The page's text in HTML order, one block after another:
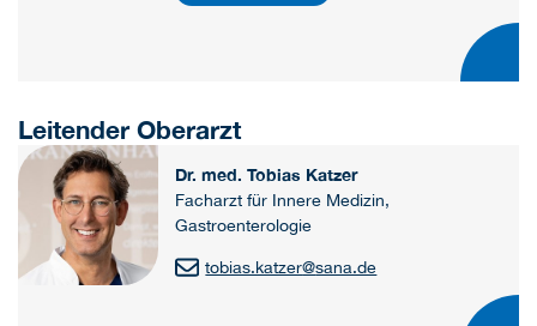
Leitender Oberarzt
Dr. med. Tobias Katzer
Facharzt für Innere Medizin,
Gastroenterologie
tobias.katzer@sana.de